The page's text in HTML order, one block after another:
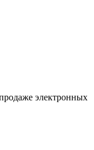
электронных